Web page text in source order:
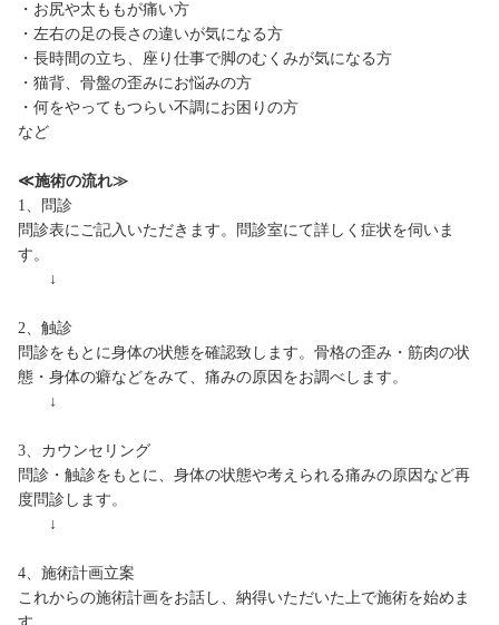
・お尻や太ももが痛い方
・左右の足の長さの違いが気になる方
・長時間の立ち、座り仕事で脚のむくみが気になる方
・猫背、骨盤の歪みにお悩みの方
・何をやってもつらい不調にお困りの方
など
≪施術の流れ≫
1、問診
問診表にご記入いただきます。問診室にて詳しく症状を伺いま
す。
↓
2、触診
問診をもとに身体の状態を確認致します。骨格の歪み・筋肉の状
態・身体の癖などをみて、痛みの原因をお調べします。
↓
3、カウンセリング
問診・触診をもとに、身体の状態や考えられる痛みの原因など再
度問診します。
↓
4、施術計画立案
これからの施術計画をお話し、納得いただいた上で施術を始めま